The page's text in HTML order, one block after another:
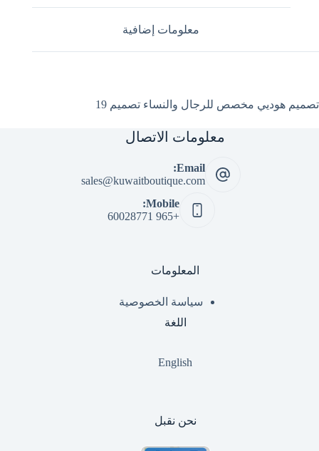
معلومات إضافية
تصميم هوديي مخصص للرجال والنساء تصميم 19
معلومات الاتصال
Email:
sales@kuwaitboutique.com
Mobile:
+965 60028771
المعلومات
سياسة الخصوصية
اللغة
English
نحن نقبل